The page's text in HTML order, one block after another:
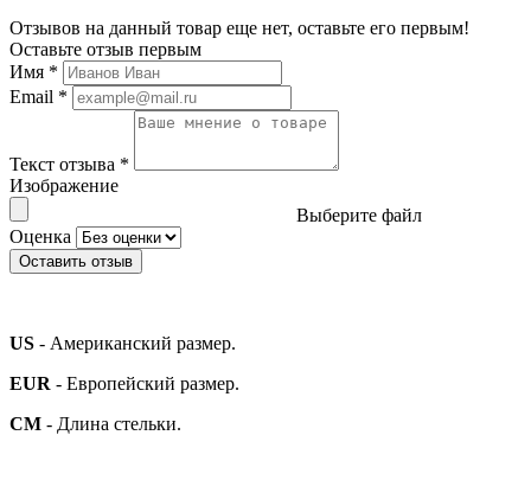
Отзывов на данный товар еще нет, оставьте его первым!
Оставьте отзыв первым
Имя *
Email *
Текст отзыва *
Изображение
Выберите файл
Оценка
Оставить отзыв
US - Американский размер.
EUR - Европейский размер.
СМ - Длина стельки.